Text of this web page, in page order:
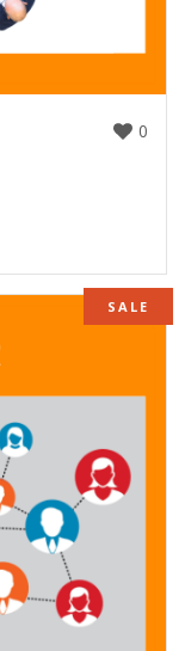
0
SALE